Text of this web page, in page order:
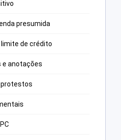
presumida
de crédito
e anotações
protestos